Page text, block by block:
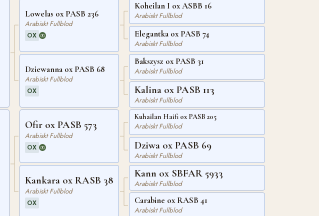
Lowelas ox PASB 236
Arabiskt Fullblod
OX
Dziewanna ox PASB 68
Arabiskt Fullblod
OX
Ofir ox PASB 573
Arabiskt Fullblod
OX
Kankara ox RASB 38
Arabiskt Fullblod
OX
Koheilan I ox ASBB 16
Arabiskt Fullblod
Elegantka ox PASB 74
Arabiskt Fullblod
Bakszysz ox PASB 31
Arabiskt Fullblod
Kalina ox PASB 113
Arabiskt Fullblod
Kuhailan Haifi ox PASB 205
Arabiskt Fullblod
Dziwa ox PASB 69
Arabiskt Fullblod
Kann ox SBFAR 5933
Arabiskt Fullblod
Carabine ox RASB 41
Arabiskt Fullblod